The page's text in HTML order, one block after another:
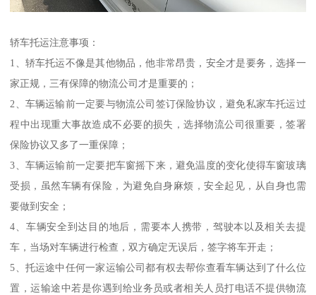
轿车托运注意事项：
1、轿车托运不像是其他物品，他非常昂贵，安全才是要务，选择一
家正规，三有保障的物流公司才是重要的；
2、车辆运输前一定要与物流公司签订保险协议，避免私家车托运过
程中出现重大事故造成不必要的损失，选择物流公司很重要，签署
保险协议又多了一重保障；
3、车辆运输前一定要把车窗摇下来，避免温度的变化使得车窗玻璃
受损，虽然车辆有保险，为避免自身麻烦，安全起见，从自身也需
要做到安全；
4、车辆安全到达目的地后，需要本人携带，驾驶本以及相关去提
车，当场对车辆进行检查，双方确定无误后，签字将车开走；
5、托运途中任何一家运输公司都有权去帮你查看车辆达到了什么位
置，运输途中若是你遇到给业务员或者相关人员打电话不提供物流